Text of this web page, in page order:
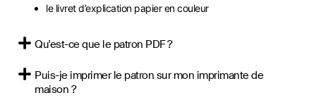
le livret d’explication papier en couleur
Qu'est-ce que le patron PDF ?
Puis-je imprimer le patron sur mon imprimante de
maison ?